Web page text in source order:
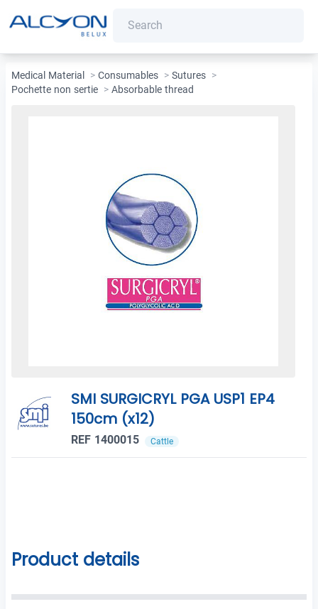
Medical Material > Consumables > Sutures >
Pochette non sertie > Absorbable thread
SMI SURGICRYL PGA USP1 EP4
150cm (x12)
REF 1400015 Cattle
Product details